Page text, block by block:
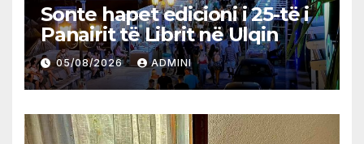
Sonte hapet edicioni i 25-të i
Panairit të Librit në Ulqin
05/08/2026 ADMINI